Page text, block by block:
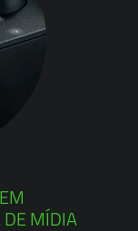
DE MÍDIA